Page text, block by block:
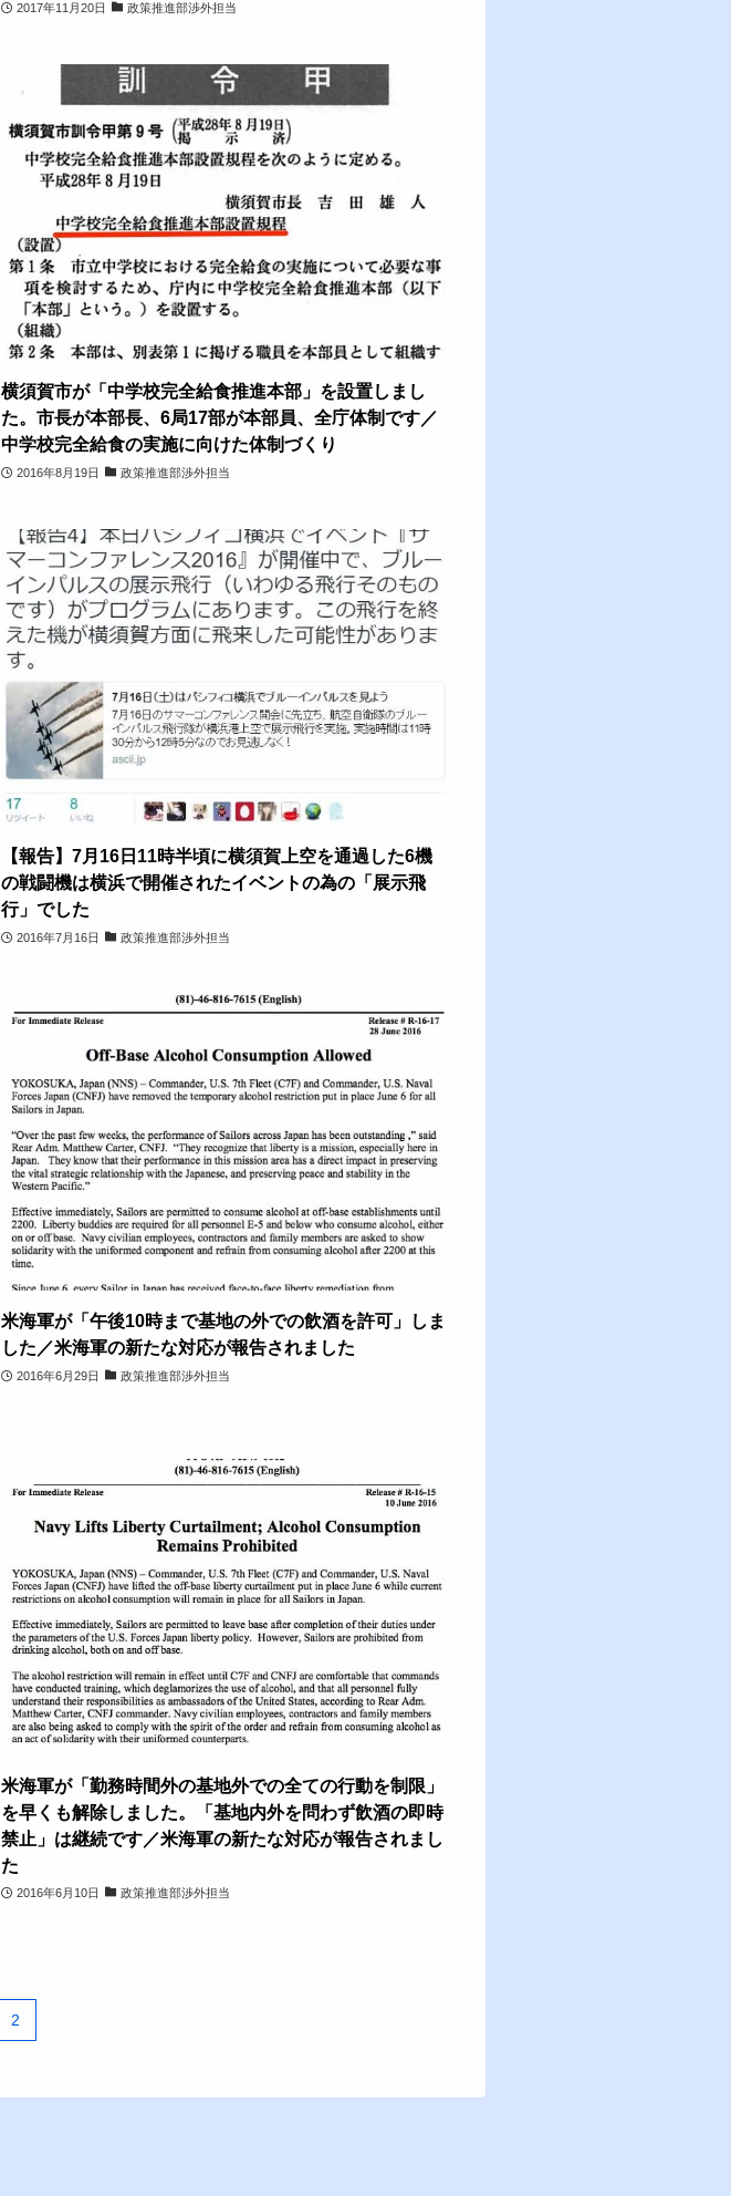
2017年11月20日 政策推進部渉外担当
横須賀市が「中学校完全給食推進本部」を設置しまし
た。市長が本部長、6局17部が本部員、全庁体制です／
中学校完全給食の実施に向けた体制づくり
2016年8月19日 政策推進部渉外担当
【報告】7月16日11時半頃に横須賀上空を通過した6機
の戦闘機は横浜で開催されたイベントの為の「展示飛
行」でした
2016年7月16日 政策推進部渉外担当
米海軍が「午後10時まで基地の外での飲酒を許可」しま
した／米海軍の新たな対応が報告されました
2016年6月29日 政策推進部渉外担当
米海軍が「勤務時間外の基地外での全ての行動を制限」
を早くも解除しました。「基地内外を問わず飲酒の即時
禁止」は継続です／米海軍の新たな対応が報告されまし
た
2016年6月10日 政策推進部渉外担当
2